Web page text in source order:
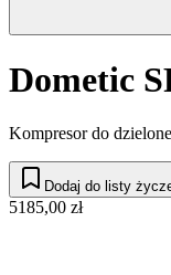
Dometic
Kompresor do
Dodaj do listy
5185,00 zł